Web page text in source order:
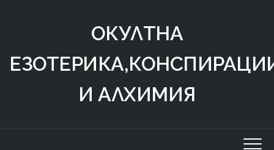
ОКУЛТНА
И АЛХИМИЯ